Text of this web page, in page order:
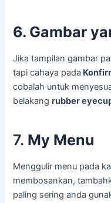
6. Gambar
Jika tampilan gambar
tapi cahaya pada
cobalah untuk
belakangrubber
7. My Menu
Menggulir menu pada
membosankan,
paling sering anda